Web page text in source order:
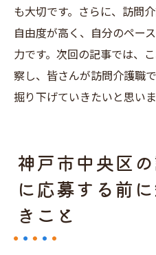
も大切です。さらに、訪問
自由度が高く、自分のペー
力です。次回の記事では、
察し、皆さんが訪問介護職
掘り下げていきたいと思いま
神戸市中央区
に応募する前
きこと